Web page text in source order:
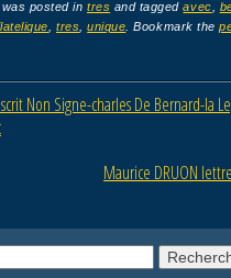
tt
er
ail
ta
g
er
was posted intres and taggedavec
,tres ,unique . Bookmark the
Non Signe-charles De Bernard-la
Maurice DRUON